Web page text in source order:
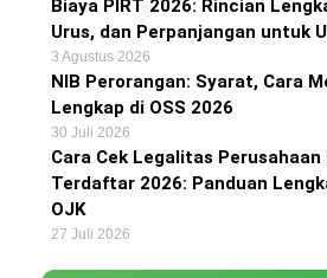
Biaya PIRT 2026: Rincian
Urus, dan Perpanjangan untuk
3 Agustus 2026
NIB Perorangan: Syarat, Cara
Lengkap di OSS 2026
30 Juli 2026
Cara Cek Legalitas Perusahaan
Terdaftar 2026: Panduan
OJK
27 Juli 2026